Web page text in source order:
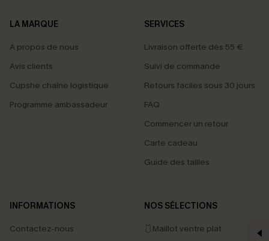
LA MARQUE
À propos de nous
Avis clients
Cupshe chaîne logistique
Programme ambassadeur
SERVICES
Livraison offerte dès 55 €
Suivi de commande
Retours faciles sous 30 jours
FAQ
Commencer un retour
Carte cadeau
Guide des tailles
INFORMATIONS
Contactez-nous
NOS SÉLECTIONS
🩱Maillot ventre plat
PROFITEZ DE -15%
-15% dès 2 Achetés par E-mail